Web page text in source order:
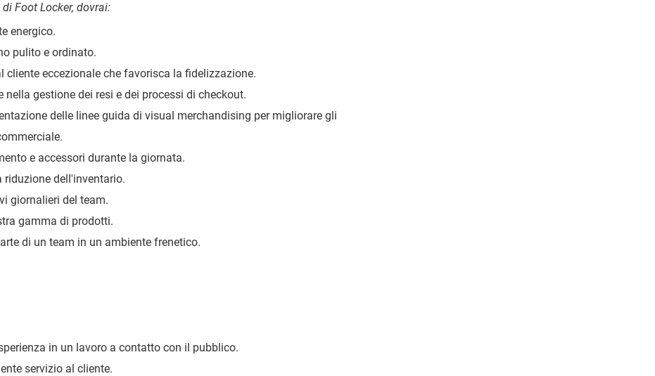
Foot Locker, dovrai:
energico.
pulito e ordinato.
cliente eccezionale che favorisca la fidelizzazione.
nella gestione dei resi e dei processi di checkout.
delle linee guida di visual merchandising per migliorare gli
e accessori durante la giornata.
riduzione dell'inventario.
giornalieri del team.
gamma di prodotti.
di un team in un ambiente frenetico.
in un lavoro a contatto con il pubblico.
servizio al cliente.